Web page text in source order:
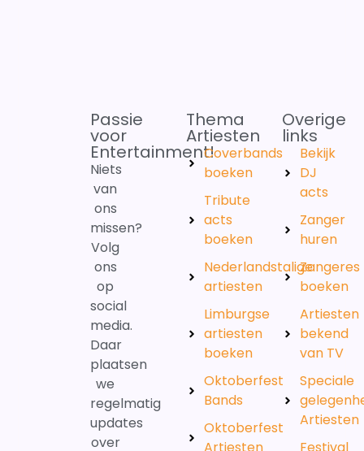
Passie
voor
Entertainment!
Niets
van
ons
missen?
Volg
ons
op
social
media.
Daar
plaatsen
we
regelmatig
updates
over
Thema
Artiesten
Coverbands
boeken
Tribute
acts
boeken
Nederlandstalige
artiesten
Limburgse
artiesten
boeken
Oktoberfest
Bands
Oktoberfest
Artiesten
Overige
links
Bekijk
DJ
acts
Zanger
huren
Zangeres
boeken
Artiesten
bekend
van TV
Speciale
Artiesten
Festival